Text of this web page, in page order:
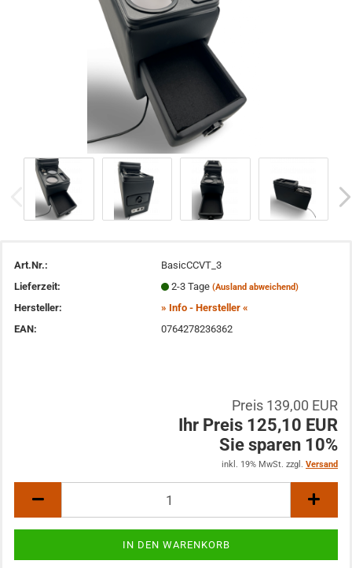
Art.Nr.:
BasicCCVT_3
Lieferzeit:
2-3 Tage (Ausland abweichend)
Hersteller:
» Info - Hersteller «
EAN:
0764278236362
Preis 139,00 EUR
Ihr Preis 125,10 EUR
Sie sparen 10%
inkl. 19% MwSt. zzgl. Versand